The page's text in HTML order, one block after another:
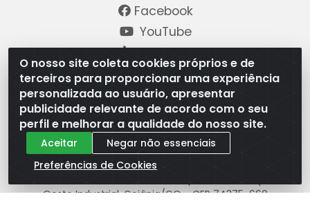
O nosso site coleta cookies próprios e de
terceiros para proporcionar uma experiência
personalizada ao usuário, apresentar
publicidade relevante de acordo com o seu
perfil e melhorar a qualidade do nosso site.
Aceitar
Negar não essenciais
Preferências de Cookies
Facebook
YouTube
Linkedin
Formas de Pagamento
WB Componentes Automotivos LTDA - CNPJ
Oeste Industrial, Goiânia/GO - CEP 74375-660